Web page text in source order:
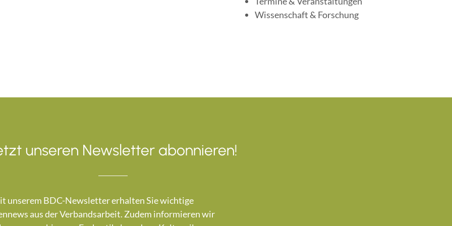
Wissenschaft & Forschung
unseren Newsletter abonnieren!
unserem BDC-Newsletter erhalten Sie wichtige
aus der Verbandsarbeit. Zudem informieren wir